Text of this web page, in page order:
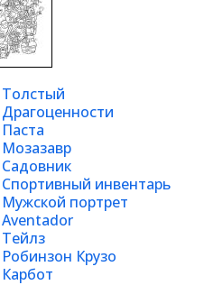
Толстый
Драгоценности
Паста
Мозазавр
Садовник
Спортивный инвентарь
Мужской портрет
Aventador
Тейлз
Робинзон Крузо
Карбот